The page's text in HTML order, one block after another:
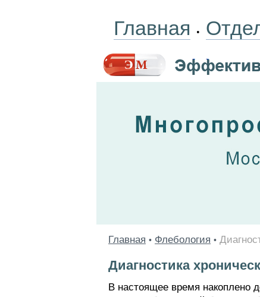
Главная •
Главная • Флебология •
Диагностика
В настоящее время накоплено